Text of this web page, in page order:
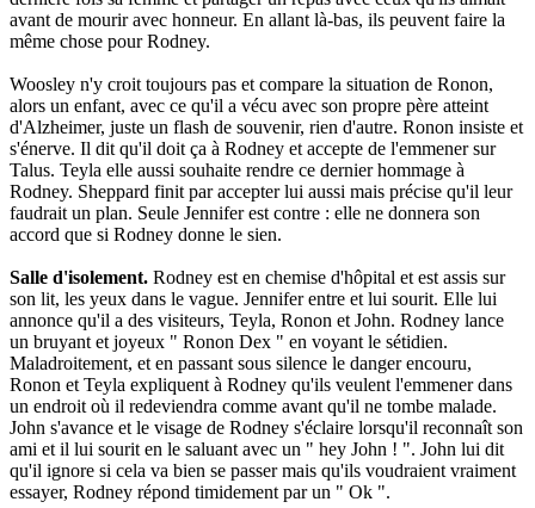
avant de mourir avec honneur. En allant là-bas, ils peuvent faire la
même chose pour Rodney.
Woosley n'y croit toujours pas et compare la situation de Ronon,
alors un enfant, avec ce qu'il a vécu avec son propre père atteint
d'Alzheimer, juste un flash de souvenir, rien d'autre. Ronon insiste et
s'énerve. Il dit qu'il doit ça à Rodney et accepte de l'emmener sur
Talus. Teyla elle aussi souhaite rendre ce dernier hommage à
Rodney. Sheppard finit par accepter lui aussi mais précise qu'il leur
faudrait un plan. Seule Jennifer est contre : elle ne donnera son
accord que si Rodney donne le sien.
Salle d'isolement. Rodney est en chemise d'hôpital et est assis sur
son lit, les yeux dans le vague. Jennifer entre et lui sourit. Elle lui
annonce qu'il a des visiteurs, Teyla, Ronon et John. Rodney lance
un bruyant et joyeux " Ronon Dex " en voyant le sétidien.
Maladroitement, et en passant sous silence le danger encouru,
Ronon et Teyla expliquent à Rodney qu'ils veulent l'emmener dans
un endroit où il redeviendra comme avant qu'il ne tombe malade.
John s'avance et le visage de Rodney s'éclaire lorsqu'il reconnaît son
ami et il lui sourit en le saluant avec un " hey John ! ". John lui dit
qu'il ignore si cela va bien se passer mais qu'ils voudraient vraiment
essayer, Rodney répond timidement par un " Ok ".